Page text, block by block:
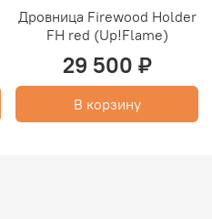
Дровница Firewood Holder
FH red (Up!Flame)
29 500 ₽
В корзину